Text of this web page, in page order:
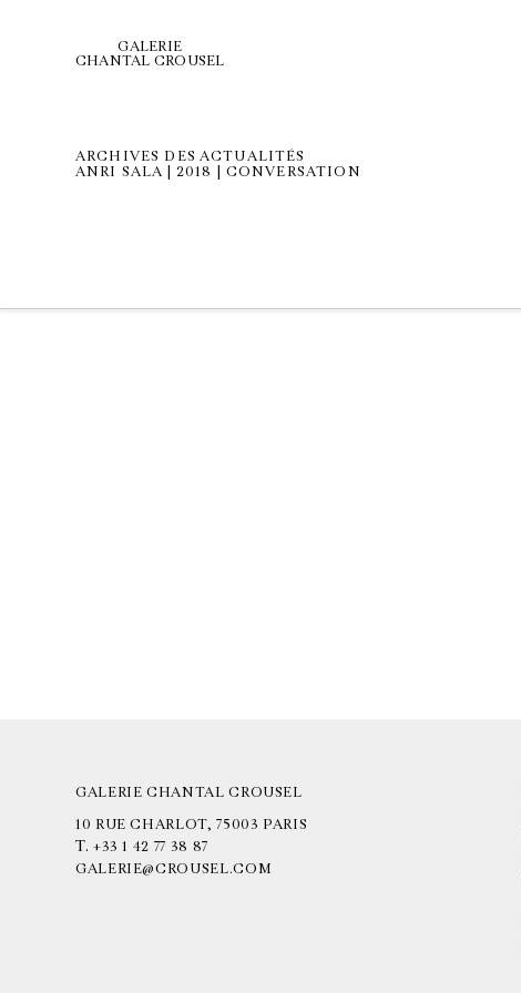
GALERIE
CHANTAL CROUSEL
ARCHIVES DES ACTUALITÉS
ANRI SALA | 2018 | CONVERSATION
GALERIE CHANTAL CROUSEL
10 RUE CHARLOT, 75003 PARIS
T. +33 1 42 77 38 87
GALERIE@CROUSEL.COM